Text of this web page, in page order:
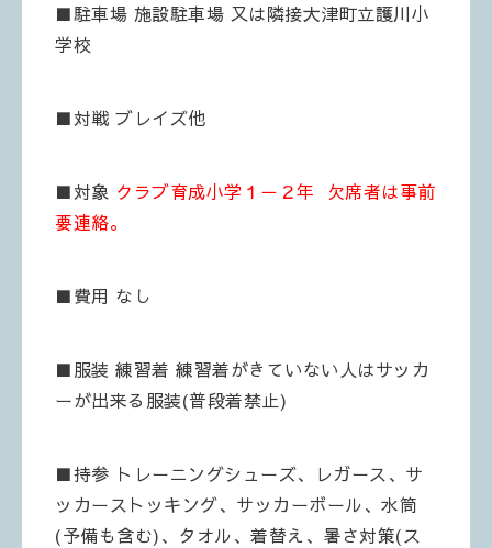
■駐車場 施設駐車場 又は隣接大津町立護川小
学校
■対戦 ブレイズ他
■対象 クラブ育成小学１－２年 欠席者は事前
要連絡。
■費用 なし
■服装 練習着 練習着がきていない人はサッカ
ーが出来る服装(普段着禁止)
■持参 トレーニングシューズ、レガース、サ
ッカーストッキング、サッカーボール、水筒
(予備も含む)、タオル、着替え、暑さ対策(ス